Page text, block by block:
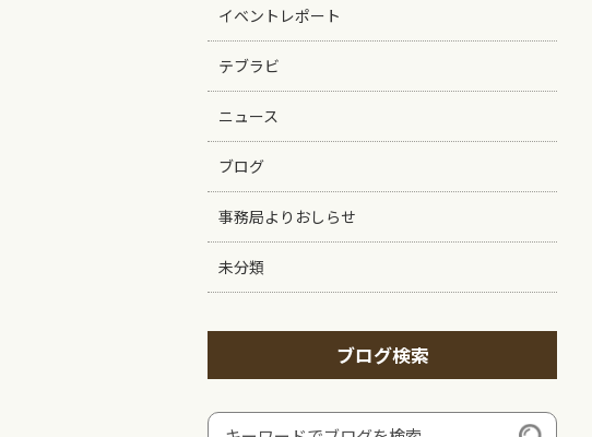
イベントレポート
テブラビ
ニュース
ブログ
事務局よりおしらせ
未分類
ブログ検索